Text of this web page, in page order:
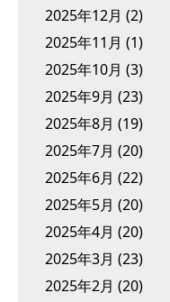
2025年12月 (2)
2025年11月 (1)
2025年10月 (3)
2025年9月 (23)
2025年8月 (19)
2025年7月 (20)
2025年6月 (22)
2025年5月 (20)
2025年4月 (20)
2025年3月 (23)
2025年2月 (20)